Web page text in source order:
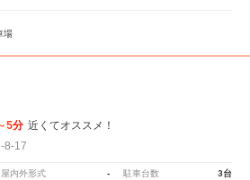
場
5分 近くてオススメ！
8-17
屋内外形式 - 駐車台数 3台